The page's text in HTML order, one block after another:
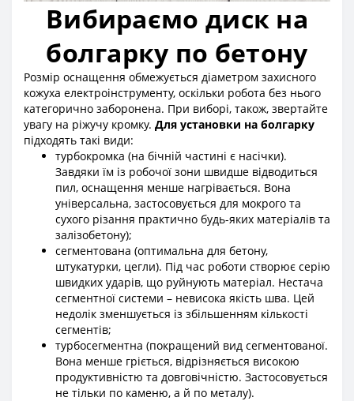
Вибираємо диск на
болгарку по бетону
Розмір оснащення обмежується діаметром захисного
кожуха електроінструменту, оскільки робота без нього
категорично заборонена. При виборі, також, звертайте
увагу на ріжучу кромку. Для установки на болгарку
підходять такі види:
турбокромка (на бічній частині є насічки).
Завдяки їм із робочої зони швидше відводиться
пил, оснащення менше нагрівається. Вона
універсальна, застосовується для мокрого та
сухого різання практично будь-яких матеріалів та
залізобетону);
сегментована (оптимальна для бетону,
штукатурки, цегли). Під час роботи створює серію
швидких ударів, що руйнують матеріал. Нестача
сегментної системи – невисока якість шва. Цей
недолік зменшується із збільшенням кількості
сегментів;
турбосегментна (покращений вид сегментованої.
Вона менше гріється, відрізняється високою
продуктивністю та довговічністю. Застосовується
не тільки по каменю, а й по металу).